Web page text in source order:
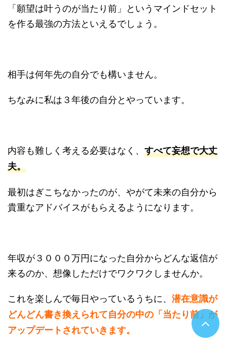
「願望は叶うのが当たり前」というマインドセット
を作る最強の方法といえるでしょう。
相手は何年先の自分でも構いません。
ちなみに私は３年後の自分とやっています。
内容も難しく考える必要はなく、 すべて妄想で大丈
夫。
最初はぎこちなかったのが、やがて未来の自分から
貴重なアドバイスがもらえるようになります。
年収が３０００万円になった自分からどんな返信が
来るのか、想像しただけでワクワクしませんか。
これを楽しんで毎日やっているうちに、 潜在意識が
どんどん書き換えられて自分の中の「当たり前」が
アップデートされていきます。